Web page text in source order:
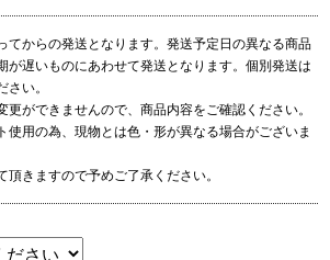
からの発送となります。発送予定日の異なる商品
が遅いものにあわせて発送となります。個別発送は
い。
ができませんので、商品内容をご確認ください。
用の為、現物とは色・形が異なる場合がございま
頂きますので予めご了承ください。